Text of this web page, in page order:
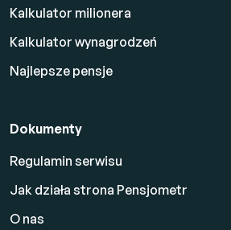
Kalkulator milionera
Kalkulator wynagrodzeń
Najlepsze pensje
Dokumenty
Regulamin serwisu
Jak działa strona Pensjometr
O nas